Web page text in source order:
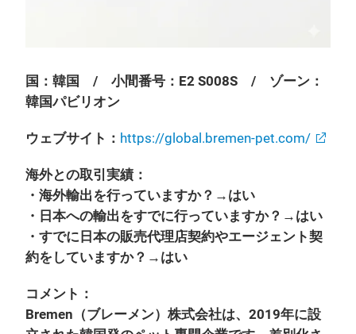
国：韓国 / 小間番号：E2 S008S / ゾーン：
韓国パビリオン
ウェブサイト： https://global.bremen-pet.com/
海外との取引実績：
・海外輸出を行っていますか？→はい
・日本への輸出をすでに行っていますか？→はい
・すでに日本の販売代理店契約やエージェント契
約をしていますか？→はい
コメント：
Bremen（ブレーメン）株式会社は、2019年に設